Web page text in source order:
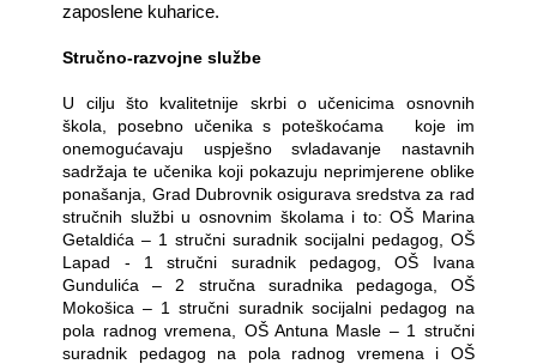
zaposlene kuharice.
Stručno-razvojne službe
U cilju što kvalitetnije skrbi o učenicima osnovnih
škola, posebno učenika s poteškoćama
koje im
onemogućavaju uspješno svladavanje nastavnih
sadržaja te učenika koji pokazuju neprimjerene oblike
ponašanja, Grad Dubrovnik osigurava sredstva za rad
stručnih službi u osnovnim školama i to: OŠ Marina
Getaldića – 1 stručni suradnik socijalni pedagog, OŠ
Lapad - 1 stručni suradnik pedagog, OŠ Ivana
Gundulića – 2 stručna suradnika pedagoga, OŠ
Mokošica – 1 stručni suradnik socijalni pedagog na
pola radnog vremena, OŠ Antuna Masle – 1 stručni
suradnik pedagog na pola radnog vremena i OŠ